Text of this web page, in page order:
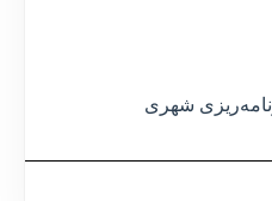
شهری